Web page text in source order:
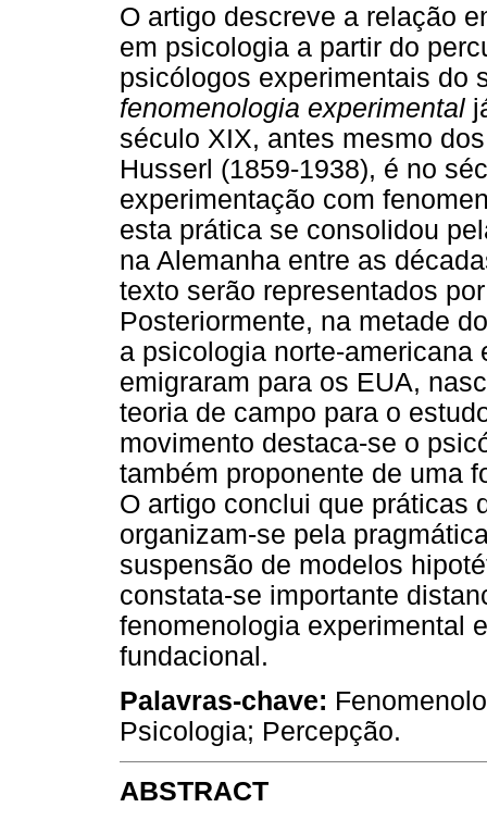
O artigo descreve a relação
em psicologia a partir do
psicólogos experimentais do
fenomenologia experimental
século XIX, antes mesmo
Husserl (1859-1938), é no
experimentação com
esta prática se consolidou
na Alemanha entre as
texto serão representados
Posteriormente, na metade
a psicologia norte-
emigraram para os EUA,
teoria de campo para o
movimento destaca-se o
também proponente de uma
O artigo conclui que práticas
organizam-se pela
suspensão de modelos
constata-se importante
fenomenologia experimental
fundacional.
Palavras-chave:
Psicologia; Percepção.
ABSTRACT